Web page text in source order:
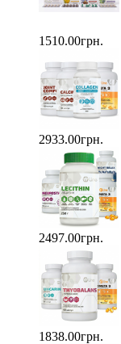
1510.00грн.
2933.00грн.
2497.00грн.
1838.00грн.